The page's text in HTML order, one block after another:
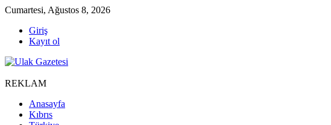
Cumartesi, Ağustos 8, 2026
Giriş
Kayıt ol
REKLAM
Anasayfa
Kıbrıs